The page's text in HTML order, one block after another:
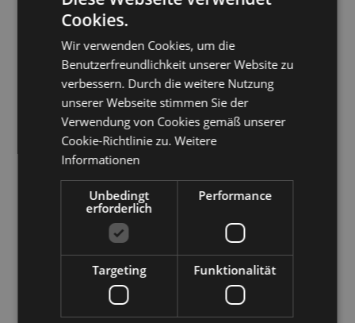
im Tal bis ins laufende Jahrhundert hinein
festzuhalten und zu dokumentieren. Das Museum
gliedert sich in verschiedene Abteilungen auf:
Landwirtschaft, Metallwirtschaft, Forstwirtschaft,
Wollspinnerei und Milchverarbeitung. Im
Tischlerwerkstatt, ein Schlafzimmer mit
Kleidungsstücken aus der Zeit und eine Küche
nachgebaut, in der man Geräte aus früheren
Zeiten vorfindet.
Kirche San Valentino
Bei der dem Hl. Valentin geweihten Kirche
handelt es sich um die Pfarrkirche von Mareson,
in der man zwei künstlerisch wertvolle Altäre von
Cookies.
Wir verwenden Cookies, um die
Benutzerfreundlichkeit unserer Website zu
verbessern. Durch die weitere Nutzung
unserer Webseite stimmen Sie der
Verwendung von Cookies gemäß unserer
Cookie-Richtlinie zu. Weitere
Informationen
Unbedingt
erforderlich
Performance
Targeting Funktionalität